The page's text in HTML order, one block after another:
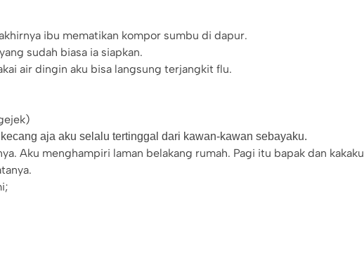
ibu mematikan kompor sumbu di dapur.
sudah biasa ia siapkan.
air dingin aku bisa langsung terjangkit flu.
aja aku selalu tertinggal dari kawan-kawan sebayaku.
Aku menghampiri laman belakang rumah. Pagi itu bapak dan kakaku